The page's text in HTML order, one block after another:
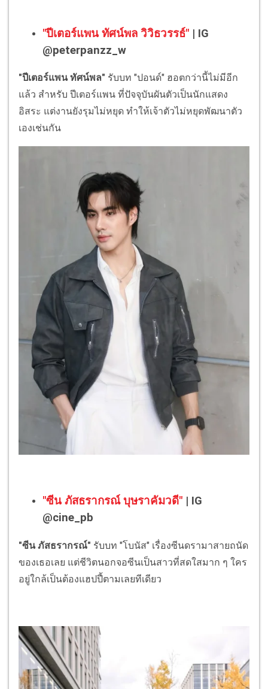
"ปีเตอร์แพน ทัศน์พล วิวิธวรรธ์" | IG
@peterpanzz_w
"ปีเตอร์แพน ทัศน์พล" รับบท "ปอนด์" ฮอตกว่านี้ไม่มีอีก
แล้ว สำหรับ ปีเตอร์แพน ที่ปัจจุบันผันตัวเป็นนักแสดง
อิสระ แต่งานยังรุมไม่หยุด ทำให้เจ้าตัวไม่หยุดพัฒนาตัว
เองเช่นกัน
"ซีน ภัสธรากรณ์ บุษราคัมวดี" | IG
@cine_pb
"ซีน ภัสธรากรณ์" รับบท "โบนัส" เรื่องซีนดรามาสายถนัด
ของเธอเลย แต่ชีวิตนอกจอซีนเป็นสาวที่สดใสมาก ๆ ใคร
อยู่ใกล้เป็นต้องแฮปปี้ตามเลยทีเดียว